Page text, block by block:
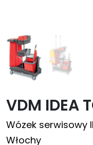
VDM IDEA
Wózek serwisowy
Włochy